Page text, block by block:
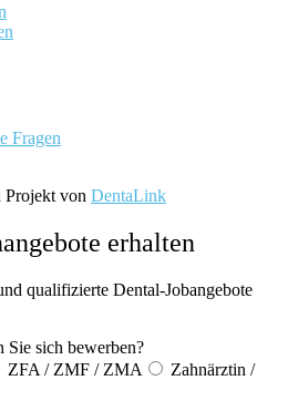
Fragen
von DentaLink
erhalten
qualifizierte Dental-Jobangebote
Sie sich bewerben?
ZFA / ZMF / ZMA
Zahnärztin /